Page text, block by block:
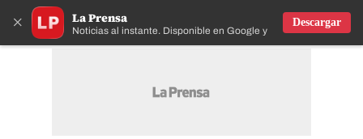
× La Prensa
Noticias al instante. Disponible en Google y IOS
Descargar